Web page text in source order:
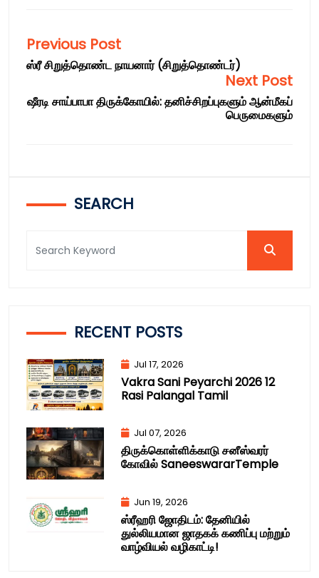
Previous Post
ஸ்ரீ சிறுத்தொண்ட நாயனார் (சிறுத்தொண்டர்)
Next Post
ஷீரடி சாய்பாபா திருக்கோயில்: தனிச்சிறப்புகளும் ஆன்மீகப்
பெருமைகளும்
SEARCH
RECENT POSTS
Jul 17, 2026
Vakra Sani Peyarchi 2026 12
Rasi Palangal Tamil
Jul 07, 2026
திருக்கொள்ளிக்காடு சனீஸ்வரர்
கோவில் SaneeswararTemple
Jun 19, 2026
ஸ்ரீஹரி ஜோதிடம்: தேனியில்
துல்லியமான ஜாதகக் கணிப்பு மற்றும்
வாழ்வியல் வழிகாட்டி!